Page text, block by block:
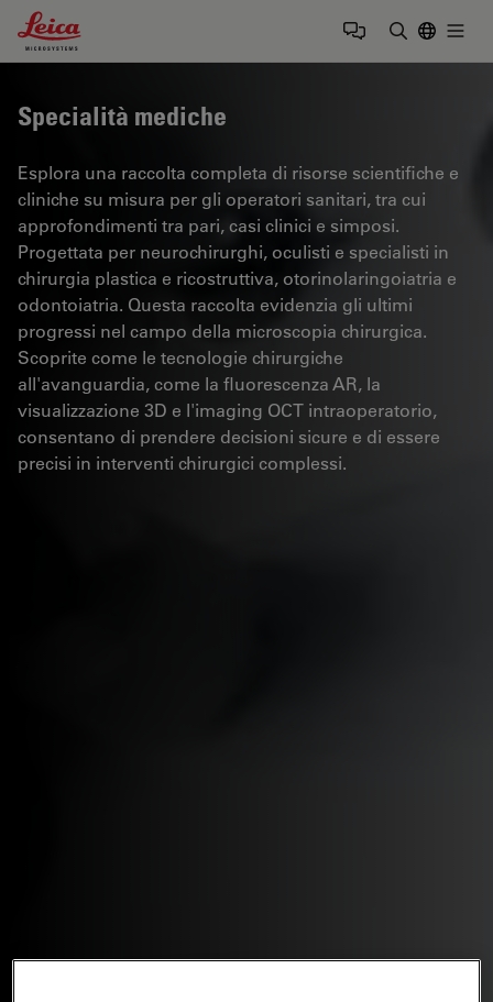
Leica Microsystems Logo
Specialità mediche
Esplora una raccolta completa di risorse scientifiche e
cliniche su misura per gli operatori sanitari, tra cui
approfondimenti tra pari, casi clinici e simposi.
Progettata per neurochirurghi, oculisti e specialisti in
chirurgia plastica e ricostruttiva, otorinolaringoiatria e
odontoiatria. Questa raccolta evidenzia gli ultimi
progressi nel campo della microscopia chirurgica.
Scoprite come le tecnologie chirurgiche
all'avanguardia, come la fluorescenza AR, la
visualizzazione 3D e l'imaging OCT intraoperatorio,
consentano di prendere decisioni sicure e di essere
precisi in interventi chirurgici complessi.